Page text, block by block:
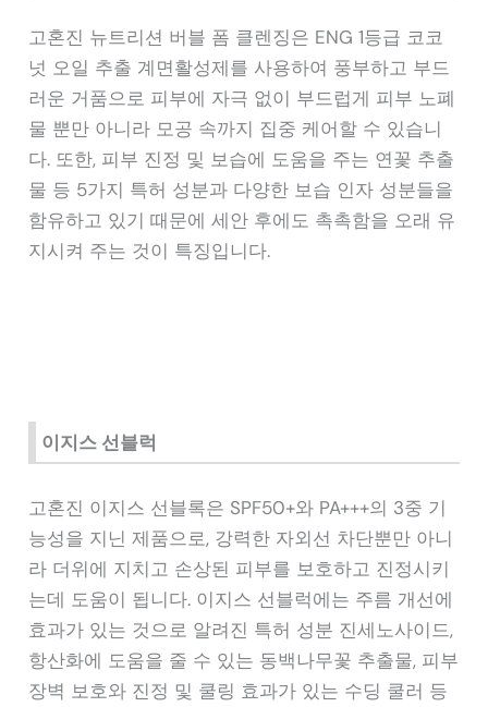
고혼진 뉴트리션 버블 폼 클렌징은 ENG 1등급 코코
넛 오일 추출 계면활성제를 사용하여 풍부하고 부드
러운 거품으로 피부에 자극 없이 부드럽게 피부 노폐
물 뿐만 아니라 모공 속까지 집중 케어할 수 있습니
다. 또한, 피부 진정 및 보습에 도움을 주는 연꽃 추출
물 등 5가지 특허 성분과 다양한 보습 인자 성분들을
함유하고 있기 때문에 세안 후에도 촉촉함을 오래 유
지시켜 주는 것이 특징입니다.
이지스 선블럭
고혼진 이지스 선블록은 SPF50+와 PA+++의 3중 기
능성을 지닌 제품으로, 강력한 자외선 차단뿐만 아니
라 더위에 지치고 손상된 피부를 보호하고 진정시키
는데 도움이 됩니다. 이지스 선블럭에는 주름 개선에
효과가 있는 것으로 알려진 특허 성분 진세노사이드,
항산화에 도움을 줄 수 있는 동백나무꽃 추출물, 피부
장벽 보호와 진정 및 쿨링 효과가 있는 수딩 쿨러 등